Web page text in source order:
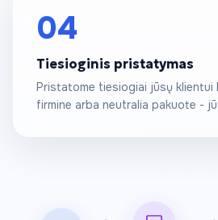
04
Tiesioginis pristatymas
Pristatome tiesiogiai jūsų klientui
firmine arba neutralia pakuote -